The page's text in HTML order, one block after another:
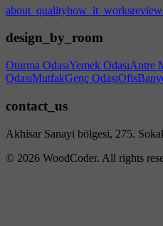
about_qualityhow_it_works
design_by_room
Oturma OdasıYemek OdasıAntre
OdasıMutfakGenç OdasıOfis
contact_us
Akhisar Sanayi bölgesi, 275.
© 2026 WoodCoder. All rights